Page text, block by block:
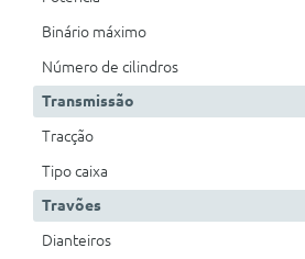
Binário máximo
Número de cilindros
Transmissão
Tracção
Tipo caixa
Travões
Dianteiros